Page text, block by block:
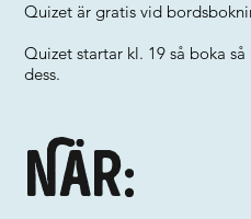
Quizet är gratis vid
Quizet startar kl. 19 så boka
dess.
När: